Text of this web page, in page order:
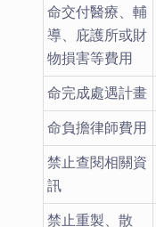
命交付醫療、輔
導、庇護所或財
物損害等費用
命完成處遇計畫
命負擔律師費用
禁止查閱相關資
訊
禁止重製、散